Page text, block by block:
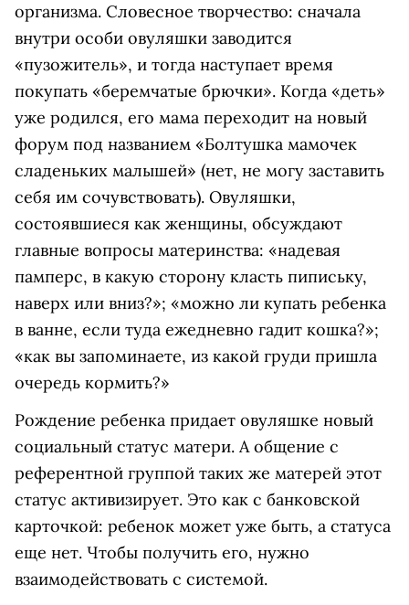
организма. Словесное творчество: сначала
внутри особи овуляшки заводится
«пузожитель», и тогда наступает время
покупать «беремчатые брючки». Когда «деть»
уже родился, его мама переходит на новый
форум под названием «Болтушка мамочек
сладеньких малышей» (нет, не могу заставить
себя им сочувствовать). Овуляшки,
состоявшиеся как женщины, обсуждают
главные вопросы материнства: «надевая
памперс, в какую сторону класть пипиську,
наверх или вниз?»; «можно ли купать ребенка
в ванне, если туда ежедневно гадит кошка?»;
«как вы запоминаете, из какой груди пришла
очередь кормить?»
Рождение ребенка придает овуляшке новый
социальный статус матери. А общение с
референтной группой таких же матерей этот
статус активизирует. Это как с банковской
карточкой: ребенок может уже быть, а статуса
еще нет. Чтобы получить его, нужно
взаимодействовать с системой.